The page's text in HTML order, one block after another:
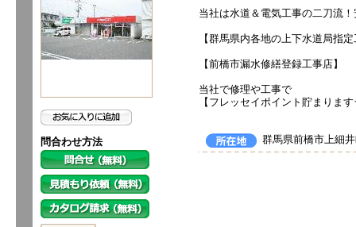
問合わせ方法
当社は水道＆電気工事の二刀流
【群馬県内各地の上下水道局指
【前橋市漏水修繕登録工事店】
当社で修理や工事で
【フレッセイポイント貯まりま
群馬県前橋市上細